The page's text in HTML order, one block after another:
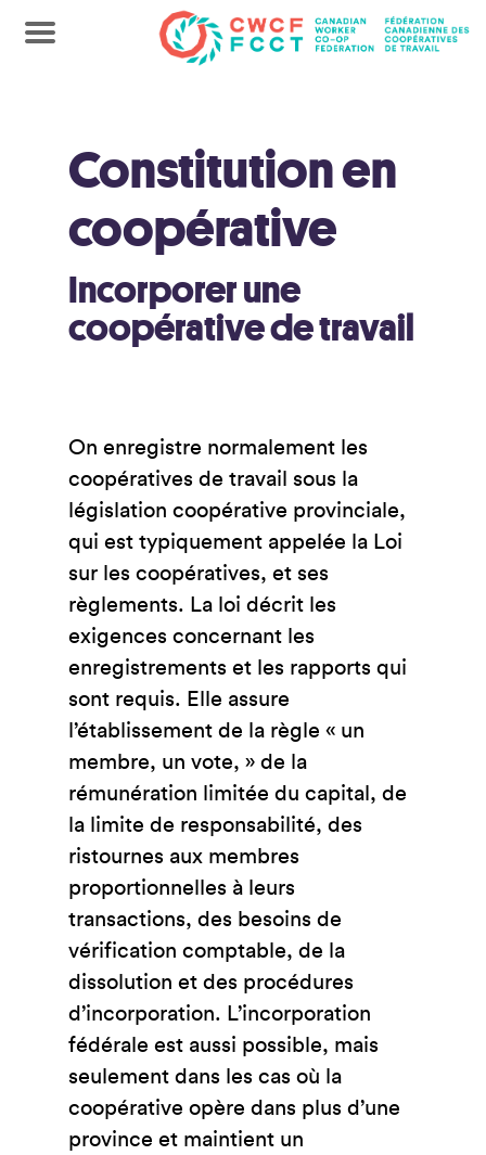
Constitution en
coopérative
Incorporer une
coopérative de travail
On enregistre normalement les
coopératives de travail sous la
législation coopérative provinciale,
qui est typiquement appelée la Loi
sur les coopératives, et ses
règlements. La loi décrit les
exigences concernant les
enregistrements et les rapports qui
sont requis. Elle assure
l’établissement de la règle « un
membre, un vote, » de la
rémunération limitée du capital, de
la limite de responsabilité, des
ristournes aux membres
proportionnelles à leurs
transactions, des besoins de
vérification comptable, de la
dissolution et des procédures
d’incorporation. L’incorporation
fédérale est aussi possible, mais
seulement dans les cas où la
coopérative opère dans plus d’une
province et maintient un